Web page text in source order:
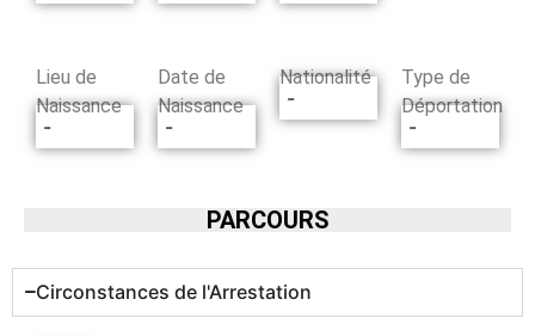
Lieu de
Naissance
-
Date de
Naissance
-
Nationalité
-
Type de
Déportation
-
PARCOURS
Circonstances de l'Arrestation